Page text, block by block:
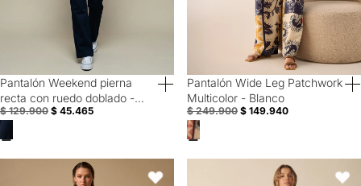
Special Prices
Pantalón Weekend pierna
recta con ruedo doblado -
Azul
$ 129.900 $ 45.465
40% Off
Pantalón Wide Leg Patchwork
Multicolor - Blanco
$ 249.900 $ 149.940
Pantalón elegante bota recta para mujer - Azul
Favoritos
Pantalón elegante bota recta